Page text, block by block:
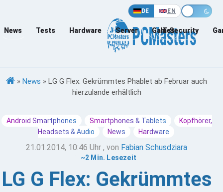
DE EN
News Tests Hardware Server Games
IT-Security
» News » LG G Flex: Gekrümmtes Phablet ab Februar auch
hierzulande erhältlich
Android Smartphones Smartphones & Tablets
Kopfhörer,
Headsets & Audio
News Hardware
21.01.2014, 10:46 Uhr , von Fabian Schusdziara
~2 Min. Lesezeit
LG G Flex: Gekrümmtes